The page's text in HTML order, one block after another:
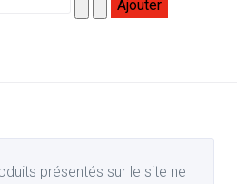
présentés sur le site ne